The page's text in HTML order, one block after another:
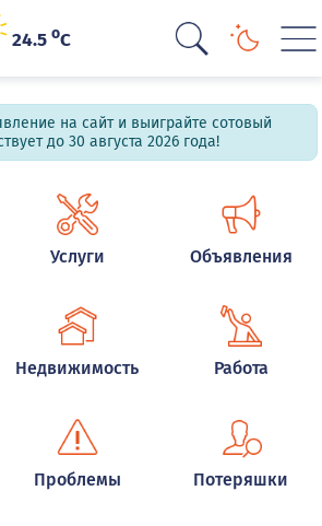
24.5oC
на сайт и выиграйте сотовый
до 30 августа 2026 года!
Услуги Объявления
Недвижимость Работа
Проблемы Потеряшки